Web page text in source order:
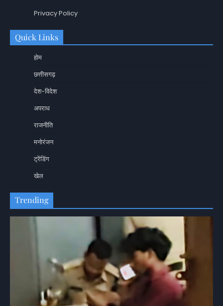
Privacy Policy
Quick Links
होम
छत्तीसगढ़
देश-विदेश
अपराध
राजनीति
मनोरंजन
ट्रेंडिंग
खेल
Trending